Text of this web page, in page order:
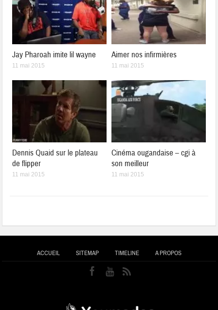
Jay Pharoah imite lil wayne
11 mai 2015
Aimer nos infirmières
11 mai 2015
Dennis Quaid sur le plateau
de flipper
11 mai 2015
Cinéma ougandaise – cgi à
son meilleur
11 mai 2015
ACCUEIL SITEMAP TIMELINE A PROPOS